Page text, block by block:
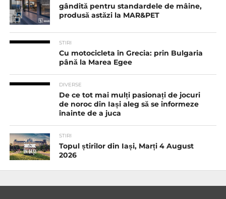
gândită pentru standardele de mâine,
produsă astăzi la MAR&PET
STIRI
Cu motocicleta în Grecia: prin Bulgaria
până la Marea Egee
DIVERSE
De ce tot mai mulți pasionați de jocuri
de noroc din Iași aleg să se informeze
înainte de a juca
STIRI
Topul știrilor din Iași, Marți 4 August
2026